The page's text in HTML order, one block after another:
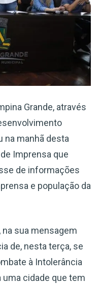
Grande, através
na manhã desta
Imprensa que
de informações
e população da
na sua mensagem
de, nesta terça, se
à Intolerância
uma cidade que tem